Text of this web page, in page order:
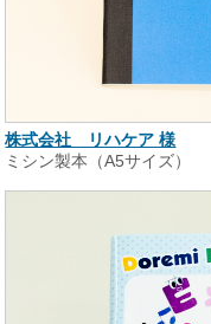
株式会社 リハケア 様
ミシン製本（A5サイズ）